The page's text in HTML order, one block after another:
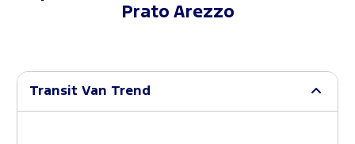
Prato Arezzo
Transit Van Trend